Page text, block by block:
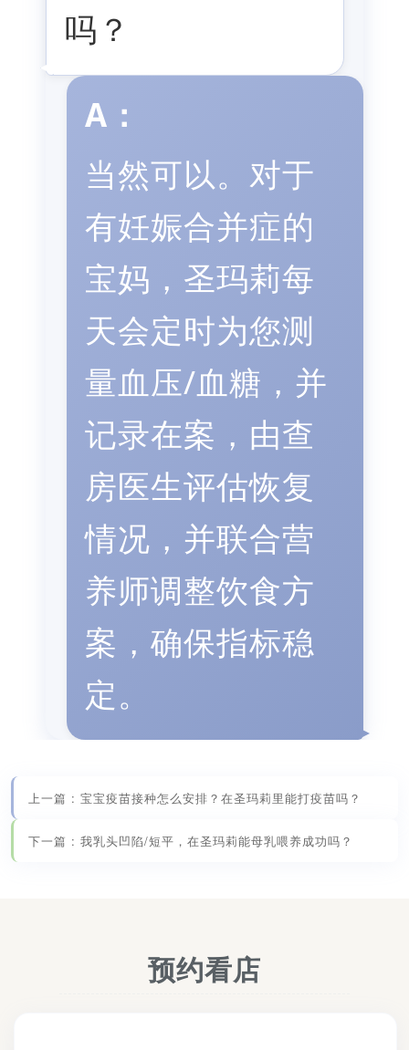
吗？
A：
当然可以。对于
有妊娠合并症的
宝妈，圣玛莉每
天会定时为您测
量血压/血糖，并
记录在案，由查
房医生评估恢复
情况，并联合营
养师调整饮食方
案，确保指标稳
定。
上一篇 : 宝宝疫苗接种怎么安排？在圣玛莉里能打疫苗吗？
下一篇 : 我乳头凹陷/短平，在圣玛莉能母乳喂养成功吗？
预约看店